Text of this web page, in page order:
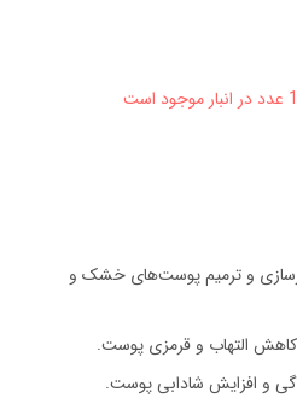
و ترمیم پوست‌های خشک و
التهاب و قرمزی پوست.
و افزایش شادابی پوست.